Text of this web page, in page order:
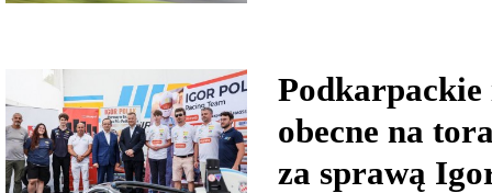
Podkarpackie
obecne na
za sprawą